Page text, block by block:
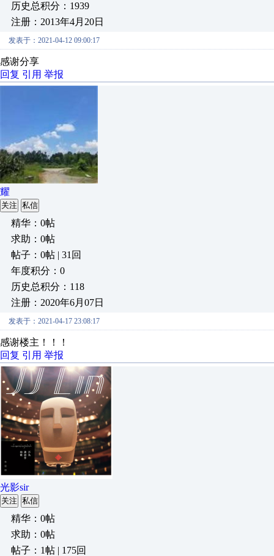
历史总积分：1939
注册：2013年4月20日
发表于：2021-04-12 09:00:17
感谢分享
回复 引用 举报
耀
关注 私信
精华：0帖
求助：0帖
帖子：0帖 | 31回
年度积分：0
历史总积分：118
注册：2020年6月07日
发表于：2021-04-17 23:08:17
感谢楼主！！！
回复 引用 举报
光影sir
关注 私信
精华：0帖
求助：0帖
帖子：1帖 | 175回